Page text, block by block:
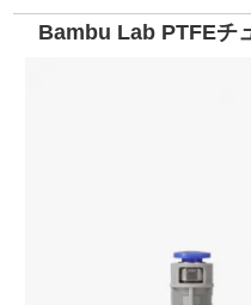
3DMakerpro
フィラメント一覧 光造形
シ
オフィ
Bambu Lab PTFEチ